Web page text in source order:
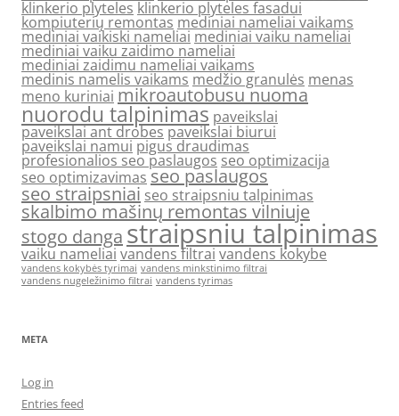
klinkerio plyteles klinkerio plyteles fasadui
kompiuterių remontas mediniai nameliai vaikams
mediniai vaikiski nameliai mediniai vaiku nameliai
mediniai vaiku zaidimo nameliai
mediniai zaidimu nameliai vaikams
medinis namelis vaikams medžio granulės menas
meno kuriniai mikroautobusu nuoma
nuorodu talpinimas paveikslai
paveikslai ant drobespaveikslai biurui
paveikslai namui pigus draudimas
profesionalios seo paslaugos seo optimizacija
seo optimizavimas seo paslaugos
seo straipsniai seo straipsniu talpinimas
skalbimo mašinų remontas vilniuje
stogo danga straipsniu talpinimas
vaiku nameliai vandens filtrai vandens kokybe
vandens kokybės tyrimai vandens minkstinimo filtrai
vandens nugeležinimo filtrai vandens tyrimas
META
Log in
Entries feed